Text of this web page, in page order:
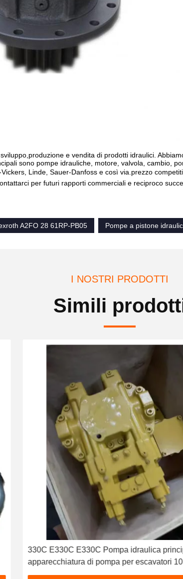
e vendita di prodotti idraulici.
sono pompe idrauliche, motore, valvola, cambio,
Linde, Sauer-Danfoss e così via.prezzo
per futuri rapporti commerciali e reciproco
A2FO 28 61RP-PB05 Pompe a pistone
I NOSTRI PRODOTTI
Simili
330C E330C E330C Pompa idraulica
apparecchiatura di pompa per escavatori
1932703 193-2703 2160038 2160039